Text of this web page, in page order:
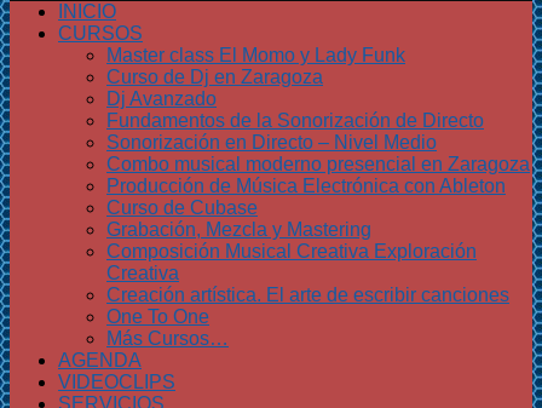
INICIO
CURSOS
Master class El Momo y Lady Funk
Curso de Dj en Zaragoza
Dj Avanzado
Fundamentos de la Sonorización de Directo
Sonorización en Directo – Nivel Medio
Combo musical moderno presencial en Zaragoza
Producción de Música Electrónica con Ableton
Curso de Cubase
Grabación, Mezcla y Mastering
Composición Musical Creativa Exploración
Creativa
Creación artística. El arte de escribir canciones
One To One
Más Cursos…
AGENDA
VIDEOCLIPS
SERVICIOS